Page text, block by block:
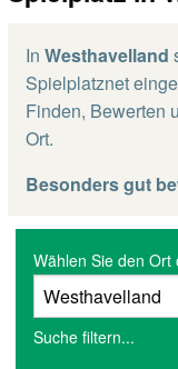
In Westhavelland
Spielplatznet
Finden, Bewerten
Ort.
Besonders gut
Wählen Sie den
Suche filtern...